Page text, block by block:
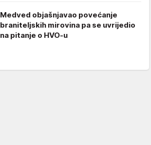
Medved objašnjavao povećanje
braniteljskih mirovina pa se uvrijedio
na pitanje o HVO-u